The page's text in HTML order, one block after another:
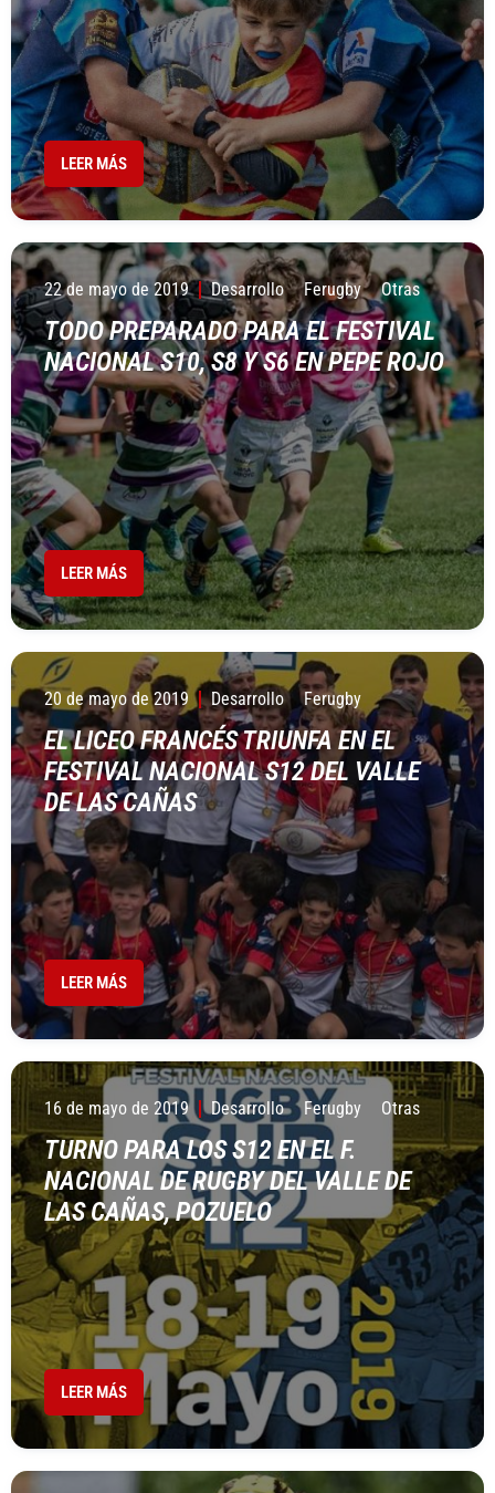
LEER MÁS
22 de mayo de 2019 Desarrollo Ferugby Otras
TODO PREPARADO PARA EL FESTIVAL
NACIONAL S10, S8 Y S6 EN PEPE ROJO
LEER MÁS
20 de mayo de 2019 Desarrollo Ferugby
EL LICEO FRANCÉS TRIUNFA EN EL
FESTIVAL NACIONAL S12 DEL VALLE
DE LAS CAÑAS
LEER MÁS
16 de mayo de 2019 Desarrollo Ferugby Otras
TURNO PARA LOS S12 EN EL F.
NACIONAL DE RUGBY DEL VALLE DE
LAS CAÑAS, POZUELO
LEER MÁS